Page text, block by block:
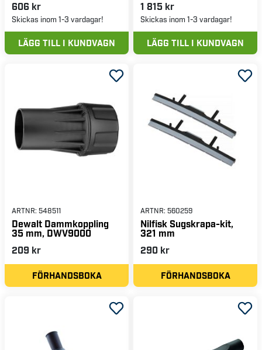
606 kr
Skickas inom 1-3 vardagar!
LÄGG TILL I KUNDVAGN
1 815 kr
Skickas inom 1-3 vardagar!
LÄGG TILL I KUNDVAGN
ARTNR: 548511
Dewalt Dammkoppling
35 mm, DWV9000
209 kr
FÖRHANDSBOKA
ARTNR: 560259
Nilfisk Sugskrapa-kit,
321 mm
290 kr
FÖRHANDSBOKA